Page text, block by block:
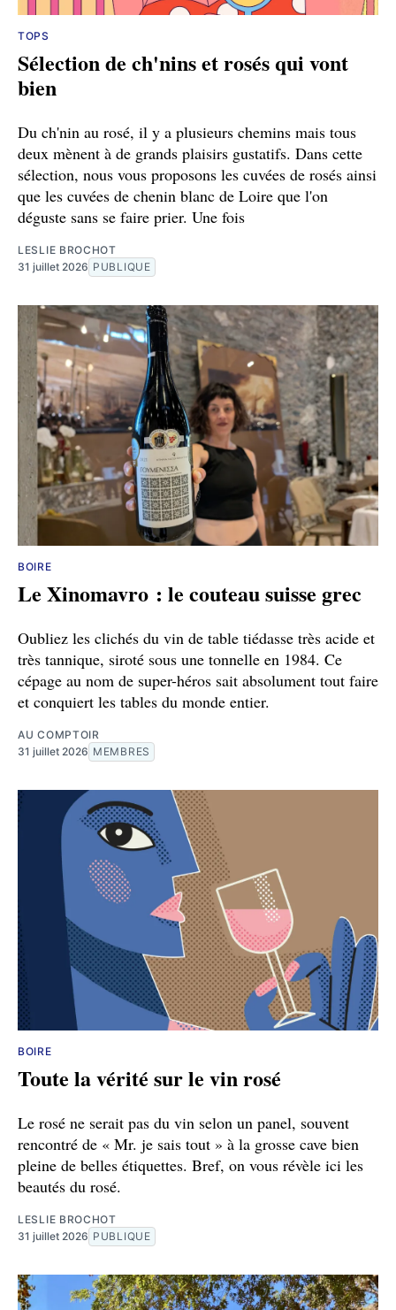
TOPS
Sélection de ch'nins et rosés qui vont
bien
Du ch'nin au rosé, il y a plusieurs chemins mais tous
deux mènent à de grands plaisirs gustatifs. Dans cette
sélection, nous vous proposons les cuvées de rosés ainsi
que les cuvées de chenin blanc de Loire que l'on
déguste sans se faire prier. Une fois
LESLIE BROCHOT
31 juillet 2026 PUBLIQUE
BOIRE
Le Xinomavro : le couteau suisse grec
Oubliez les clichés du vin de table tiédasse très acide et
très tannique, siroté sous une tonnelle en 1984. Ce
cépage au nom de super-héros sait absolument tout faire
et conquiert les tables du monde entier.
AU COMPTOIR
31 juillet 2026 MEMBRES
BOIRE
Toute la vérité sur le vin rosé
Le rosé ne serait pas du vin selon un panel, souvent
rencontré de « Mr. je sais tout » à la grosse cave bien
pleine de belles étiquettes. Bref, on vous révèle ici les
beautés du rosé.
LESLIE BROCHOT
31 juillet 2026 PUBLIQUE